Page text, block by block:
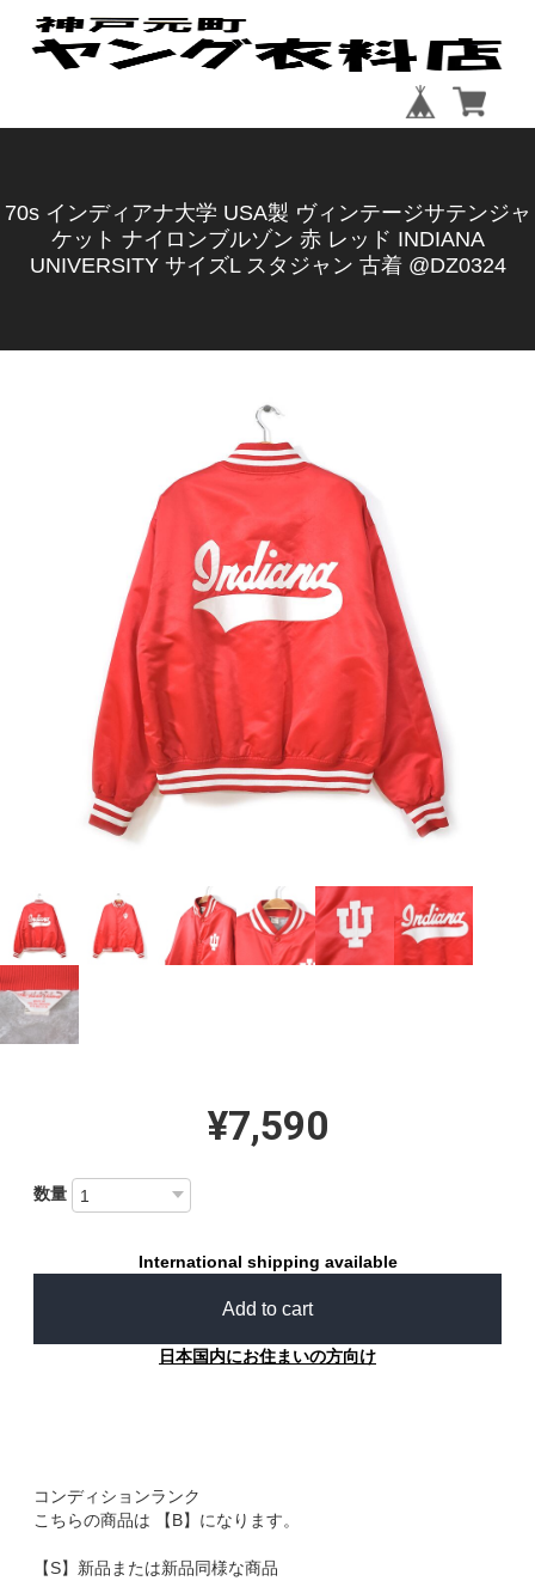
70s インディアナ大学 USA製 ヴィンテージサテンジャ
ケット ナイロンブルゾン 赤 レッド INDIANA
UNIVERSITY サイズL スタジャン 古着 @DZ0324
¥7,590
数量
International shipping available
Add to cart
日本国内にお住まいの方向け
コンディションランク
こちらの商品は 【B】になります。
【S】新品または新品同様な商品